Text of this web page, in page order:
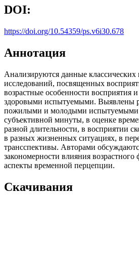
DOI:
https://doi.org/10.54359/ps.v6i30.678
Аннотация
Анализируются данные
исследований, посвященных
возрастные особенности восприятия
здоровыми испытуемыми. Выявлены
пожилыми и молодыми испытуемыми
субъективной минуты, в оценке
разной длительности, в восприятии
в разных жизненных ситуациях, в
трансспективы. Авторами
закономерности влияния возрастного
аспекты временной перцепции.
Скачивания